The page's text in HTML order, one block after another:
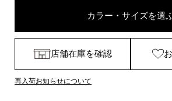
カラー・サイズを選
店舗在庫を確認
再入荷お知らせについて